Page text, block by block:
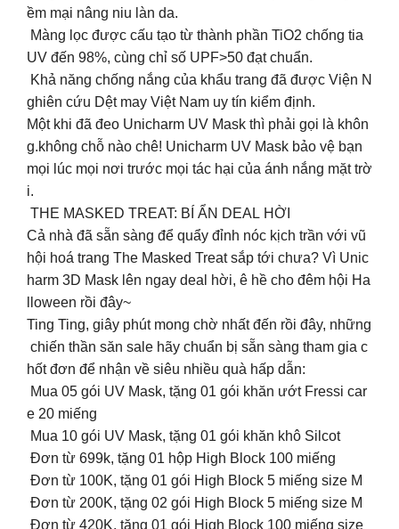
ềm mại nâng niu làn da.
Màng lọc được cấu tạo từ thành phần TiO2 chống tia
UV đến 98%, cùng chỉ số UPF>50 đạt chuẩn.
Khả năng chống nắng của khẩu trang đã được Viện N
ghiên cứu Dệt may Việt Nam uy tín kiểm định.
Một khi đã đeo Unicharm UV Mask thì phải gọi là khôn
g.không chỗ nào chê! Unicharm UV Mask bảo vệ bạn
mọi lúc mọi nơi trước mọi tác hại của ánh nắng mặt trờ
i.
THE MASKED TREAT: BÍ ẨN DEAL HỜI
Cả nhà đã sẵn sàng để quẩy đỉnh nóc kịch trần với vũ
hội hoá trang The Masked Treat sắp tới chưa? Vì Unic
harm 3D Mask lên ngay deal hời, ê hề cho đêm hội Ha
lloween rồi đây~
Ting Ting, giây phút mong chờ nhất đến rồi đây, những
chiến thần săn sale hãy chuẩn bị sẵn sàng tham gia c
hốt đơn để nhận về siêu nhiều quà hấp dẫn:
Mua 05 gói UV Mask, tặng 01 gói khăn ướt Fressi car
e 20 miếng
Mua 10 gói UV Mask, tặng 01 gói khăn khô Silcot
Đơn từ 699k, tặng 01 hộp High Block 100 miếng
Đơn từ 100K️, tặng 01 gói High Block 5 miếng size M
Đơn từ 200K, tặng 02 gói High Block 5 miếng size M
Đơn từ 420K, tặng 01 gói High Block 100 miếng size